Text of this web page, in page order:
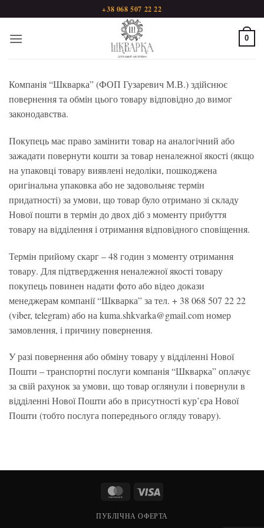
+38 068 507 22 22
0
Компанія “Шкварка” (ФОП Гузаревич М.В.) здійснює
повернення та обмін цього товару відповідно до вимог
законодавства.
Покупець має право замінити товар на аналогічний або
зажадати повернути кошти за товар неналежної якості (якщо
на упаковці товару виявлені недоліки, пошкоджена
оригінальна упаковка або не задовольняє термін
придатності) за умови, що товар було отримано зі складу
Нової пошти в термін до двох діб з моменту прибуття
товару на відділення і отримання відповідного сповіщення.
Термін прийому скарг – 48 годин з моменту отримання
товару. Для підтвердження неналежної якості товару
покупець повинен надати фото або відео докази
менеджерам компанії “Шкварка” за тел. + 38 068 507 22 22
(viber, telegram) або на kuma.shkvarka@gmail.com номер
замовлення, і причину повернення.
У разі повернення або обміну товару у відділенні Нової
Пошти – транспортні послуги компанія “Шкварка” оплачує
за свій рахунок за умови, що товар оглянули і повернули в
відділенні Нової Пошти або в присутності кур’єра Нової
Пошти (тобто послуга попереднього огляду товару).
MasterCard
ПУБЛІЧНА ОФЕРТА